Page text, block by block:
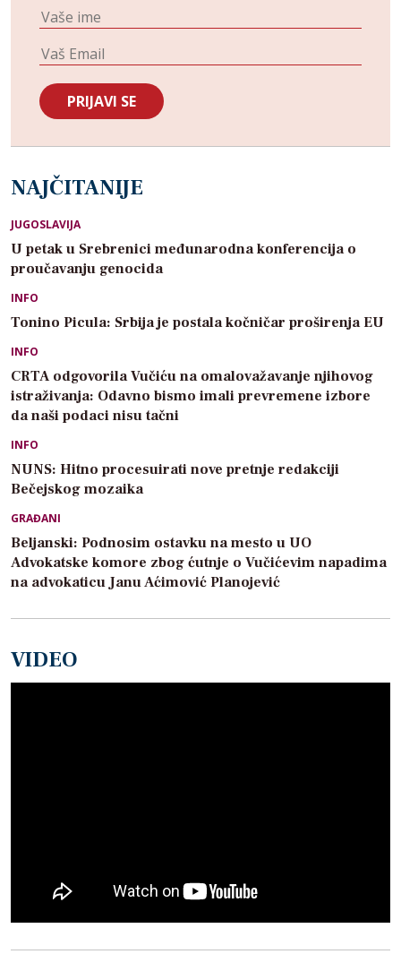
NAJČITANIJE
JUGOSLAVIJA
U petak u Srebrenici međunarodna konferencija o
proučavanju genocida
INFO
Tonino Picula: Srbija je postala kočničar proširenja EU
INFO
CRTA odgovorila Vučiću na omalovažavanje njihovog
istraživanja: Odavno bismo imali prevremene izbore
da naši podaci nisu tačni
INFO
NUNS: Hitno procesuirati nove pretnje redakciji
Bečejskog mozaika
GRAĐANI
Beljanski: Podnosim ostavku na mesto u UO
Advokatske komore zbog ćutnje o Vučićevim napadima
na advokaticu Janu Aćimović Planojević
VIDEO